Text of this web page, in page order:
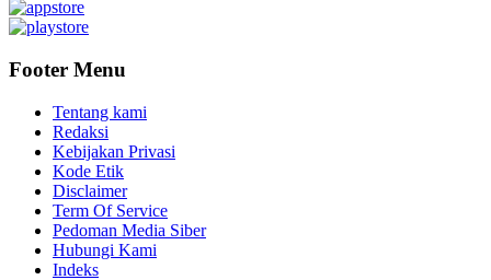
Footer Menu
Tentang kami
Redaksi
Kebijakan Privasi
Kode Etik
Disclaimer
Term Of Service
Pedoman Media Siber
Hubungi Kami
Indeks